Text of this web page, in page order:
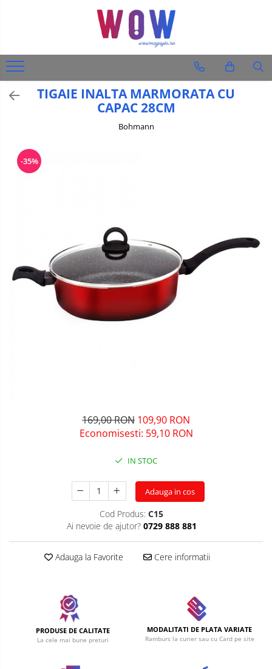
TOATE PRODUSELE
Oale si Tigai
Accesorii Bucatarie
Audio-Video & Foto
TIGAIE INALTA MARMORATA CU
CAPAC 28CM
Bohmann
-35%
169,00 RON 109,90 RON
Economisesti: 59,10 RON
IN STOC
Adauga in cos
Cod Produs: C15
Ai nevoie de ajutor? 0729 888 881
Adauga la Favorite Cere informatii
PRODUSE DE CALITATE
La cele mai bune preturi
MODALITATI DE PLATA VARIATE
Ramburs la curier sau cu Card pe site